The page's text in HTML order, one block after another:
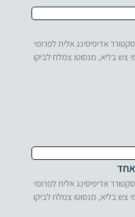
אדיפיסינג אלית לפרומי
צש בליא, מנסוטו צמלח לביקו
אחד
אדיפיסינג אלית לפרומי
צש בליא, מנסוטו צמלח לביקו